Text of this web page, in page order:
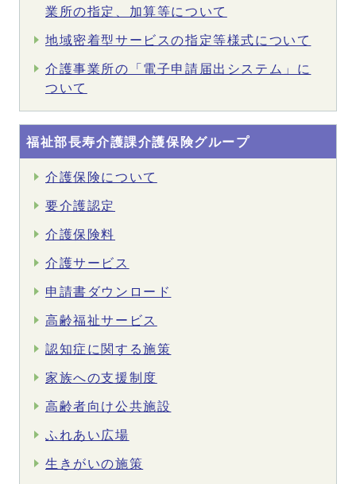
業所の指定、加算等について
地域密着型サービスの指定等様式について
介護事業所の「電子申請届出システム」に
ついて
福祉部長寿介護課介護保険グループ
介護保険について
要介護認定
介護保険料
介護サービス
申請書ダウンロード
高齢福祉サービス
認知症に関する施策
家族への支援制度
高齢者向け公共施設
ふれあい広場
生きがいの施策